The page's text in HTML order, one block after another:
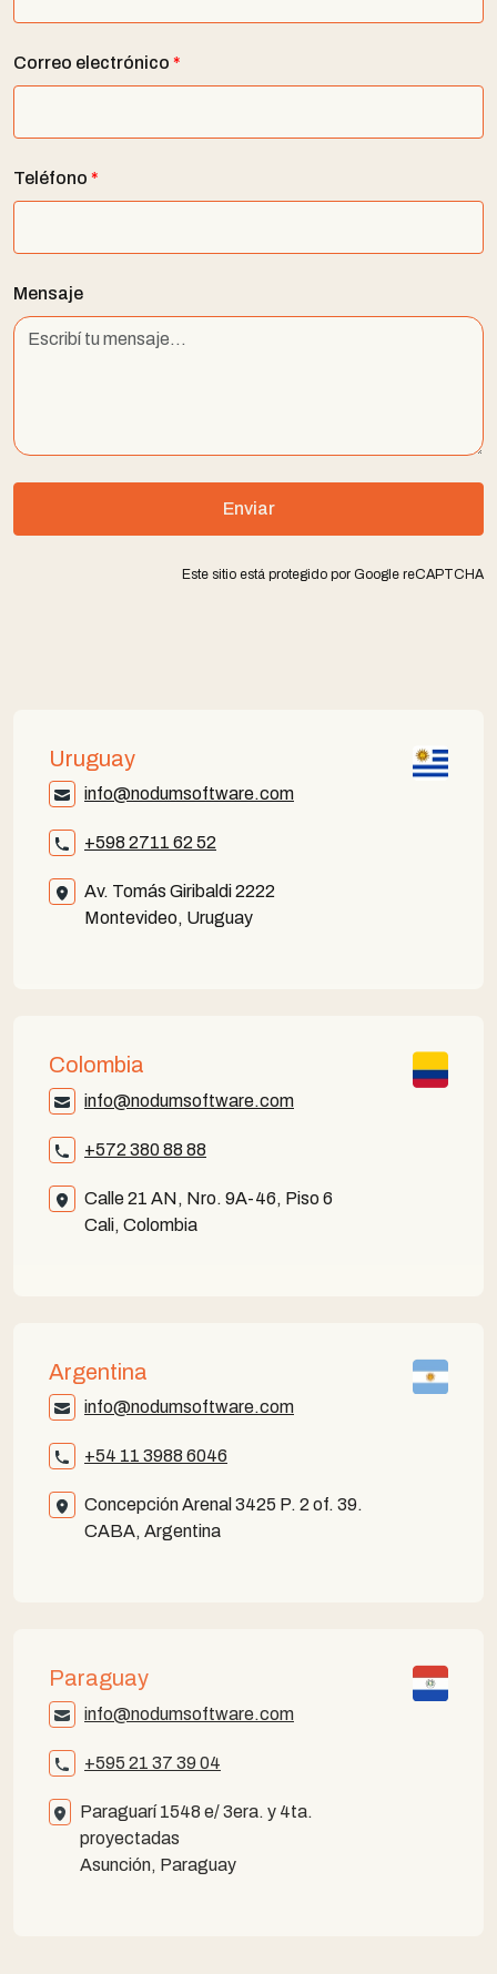
Correo electrónico *
Teléfono *
Mensaje
Enviar
Este sitio está protegido por Google reCAPTCHA
Uruguay
info@nodumsoftware.com
+598 2711 62 52
Av. Tomás Giribaldi 2222
Montevideo, Uruguay
Colombia
info@nodumsoftware.com
+572 380 88 88
Calle 21 AN, Nro. 9A-46, Piso 6
Cali, Colombia
Argentina
info@nodumsoftware.com
+54 11 3988 6046
Concepción Arenal 3425 P. 2 of. 39.
CABA, Argentina
Paraguay
info@nodumsoftware.com
+595 21 37 39 04
Paraguarí 1548 e/ 3era. y 4ta.
proyectadas
Asunción, Paraguay